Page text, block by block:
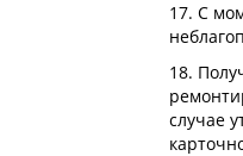
17. С
18.
случае